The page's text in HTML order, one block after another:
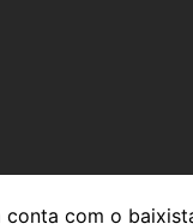
com o